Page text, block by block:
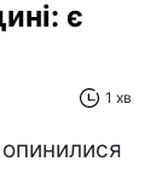
є
1 хв